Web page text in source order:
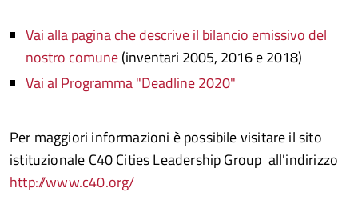
Vai alla pagina che descrive il bilancio emissivo del
nostro comune(inventari 2005, 2016 e 2018)
Vai al Programma "Deadline 2020"
Per maggiori informazioni è possibile visitare il sito
istituzionale C40 Cities Leadership Group all'indirizzo
http://www.c40.org/